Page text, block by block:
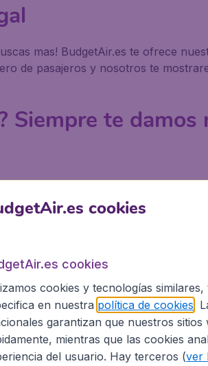
mas! BudgetAir.es te ofrece
de pasajeros y nosotros te
Siempre te
amigos o con toda la familia,
de 10.000 destinos en el mundo!
en BudgetAir.es?
a nuestra colaboracion con
a Senegal con
cookies
cookies
cookies y tecnologías
en nuestra política de cookies .
garantizan que nuestros sitios
mientras que las cookies
del usuario. Hay terceros (ver